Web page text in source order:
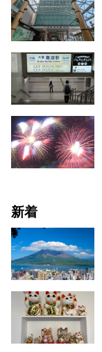
新着